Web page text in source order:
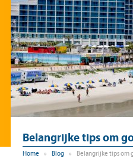
Belangrijke tips om
Home » Blog » Belangrijke tips om